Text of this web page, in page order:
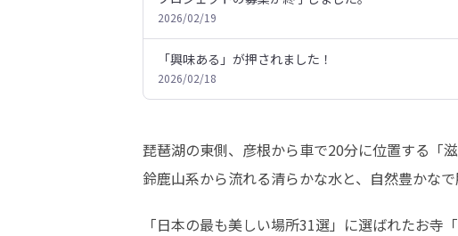
2026/02/19
「興味ある」が押されました！
2026/02/18
琵琶湖の東側、彦根から車で20分に位置する「滋
鈴鹿山系から流れる清らかな水と、自然豊かな
「日本の最も美しい場所31選」に選ばれたお